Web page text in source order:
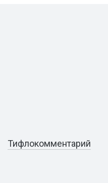
Тифлокомментарий